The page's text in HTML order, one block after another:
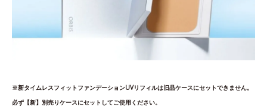
※新タイムレスフィットファンデーションUVリフィルは旧品ケースにセットできません。
必ず【新】別売りケースにセットしてご使用ください。